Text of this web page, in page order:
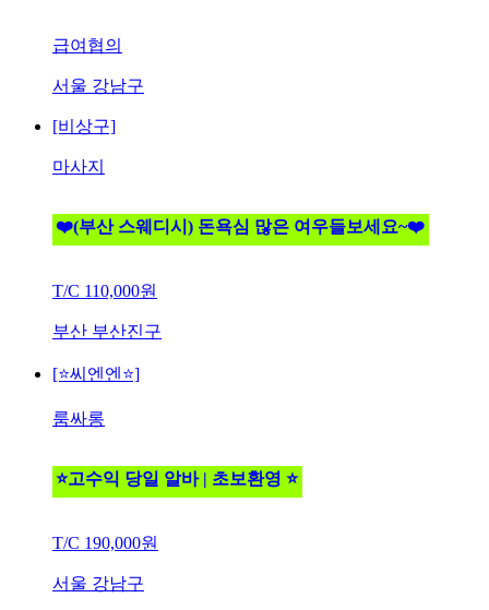
급여협의
서울 강남구
[비상구]
마사지
❤️(부산 스웨디시) 돈욕심 많은 여우들보세요~❤️
T/C 110,000원
부산 부산진구
[⭐씨엔엔⭐]
룸싸롱
⭐고수익 당일 알바 | 초보환영 ⭐
T/C 190,000원
서울 강남구